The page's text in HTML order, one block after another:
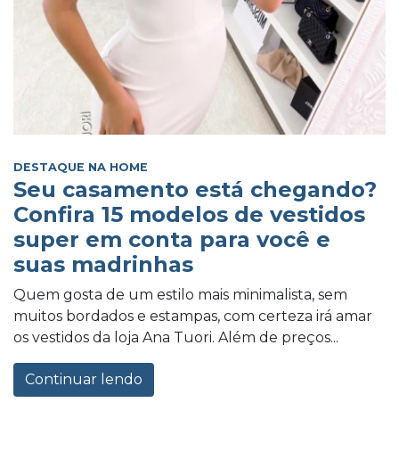
DESTAQUE NA HOME
Seu casamento está chegando?
Confira 15 modelos de vestidos
super em conta para você e
suas madrinhas
Quem gosta de um estilo mais minimalista, sem
muitos bordados e estampas, com certeza irá amar
os vestidos da loja Ana Tuori. Além de preços...
Continuar lendo